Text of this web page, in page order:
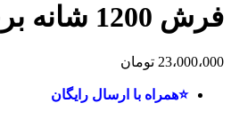
فرش 1200 شانه برجسته کد 3636 نقره ای
23،000،000 تومان
⭐همراه با ارسال رایگان